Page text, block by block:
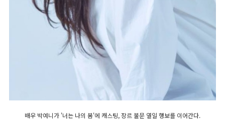
배우 박예니가 '너는 나의 봄'에 캐스팅, 장르 불문 열일 행보를 이어간다.